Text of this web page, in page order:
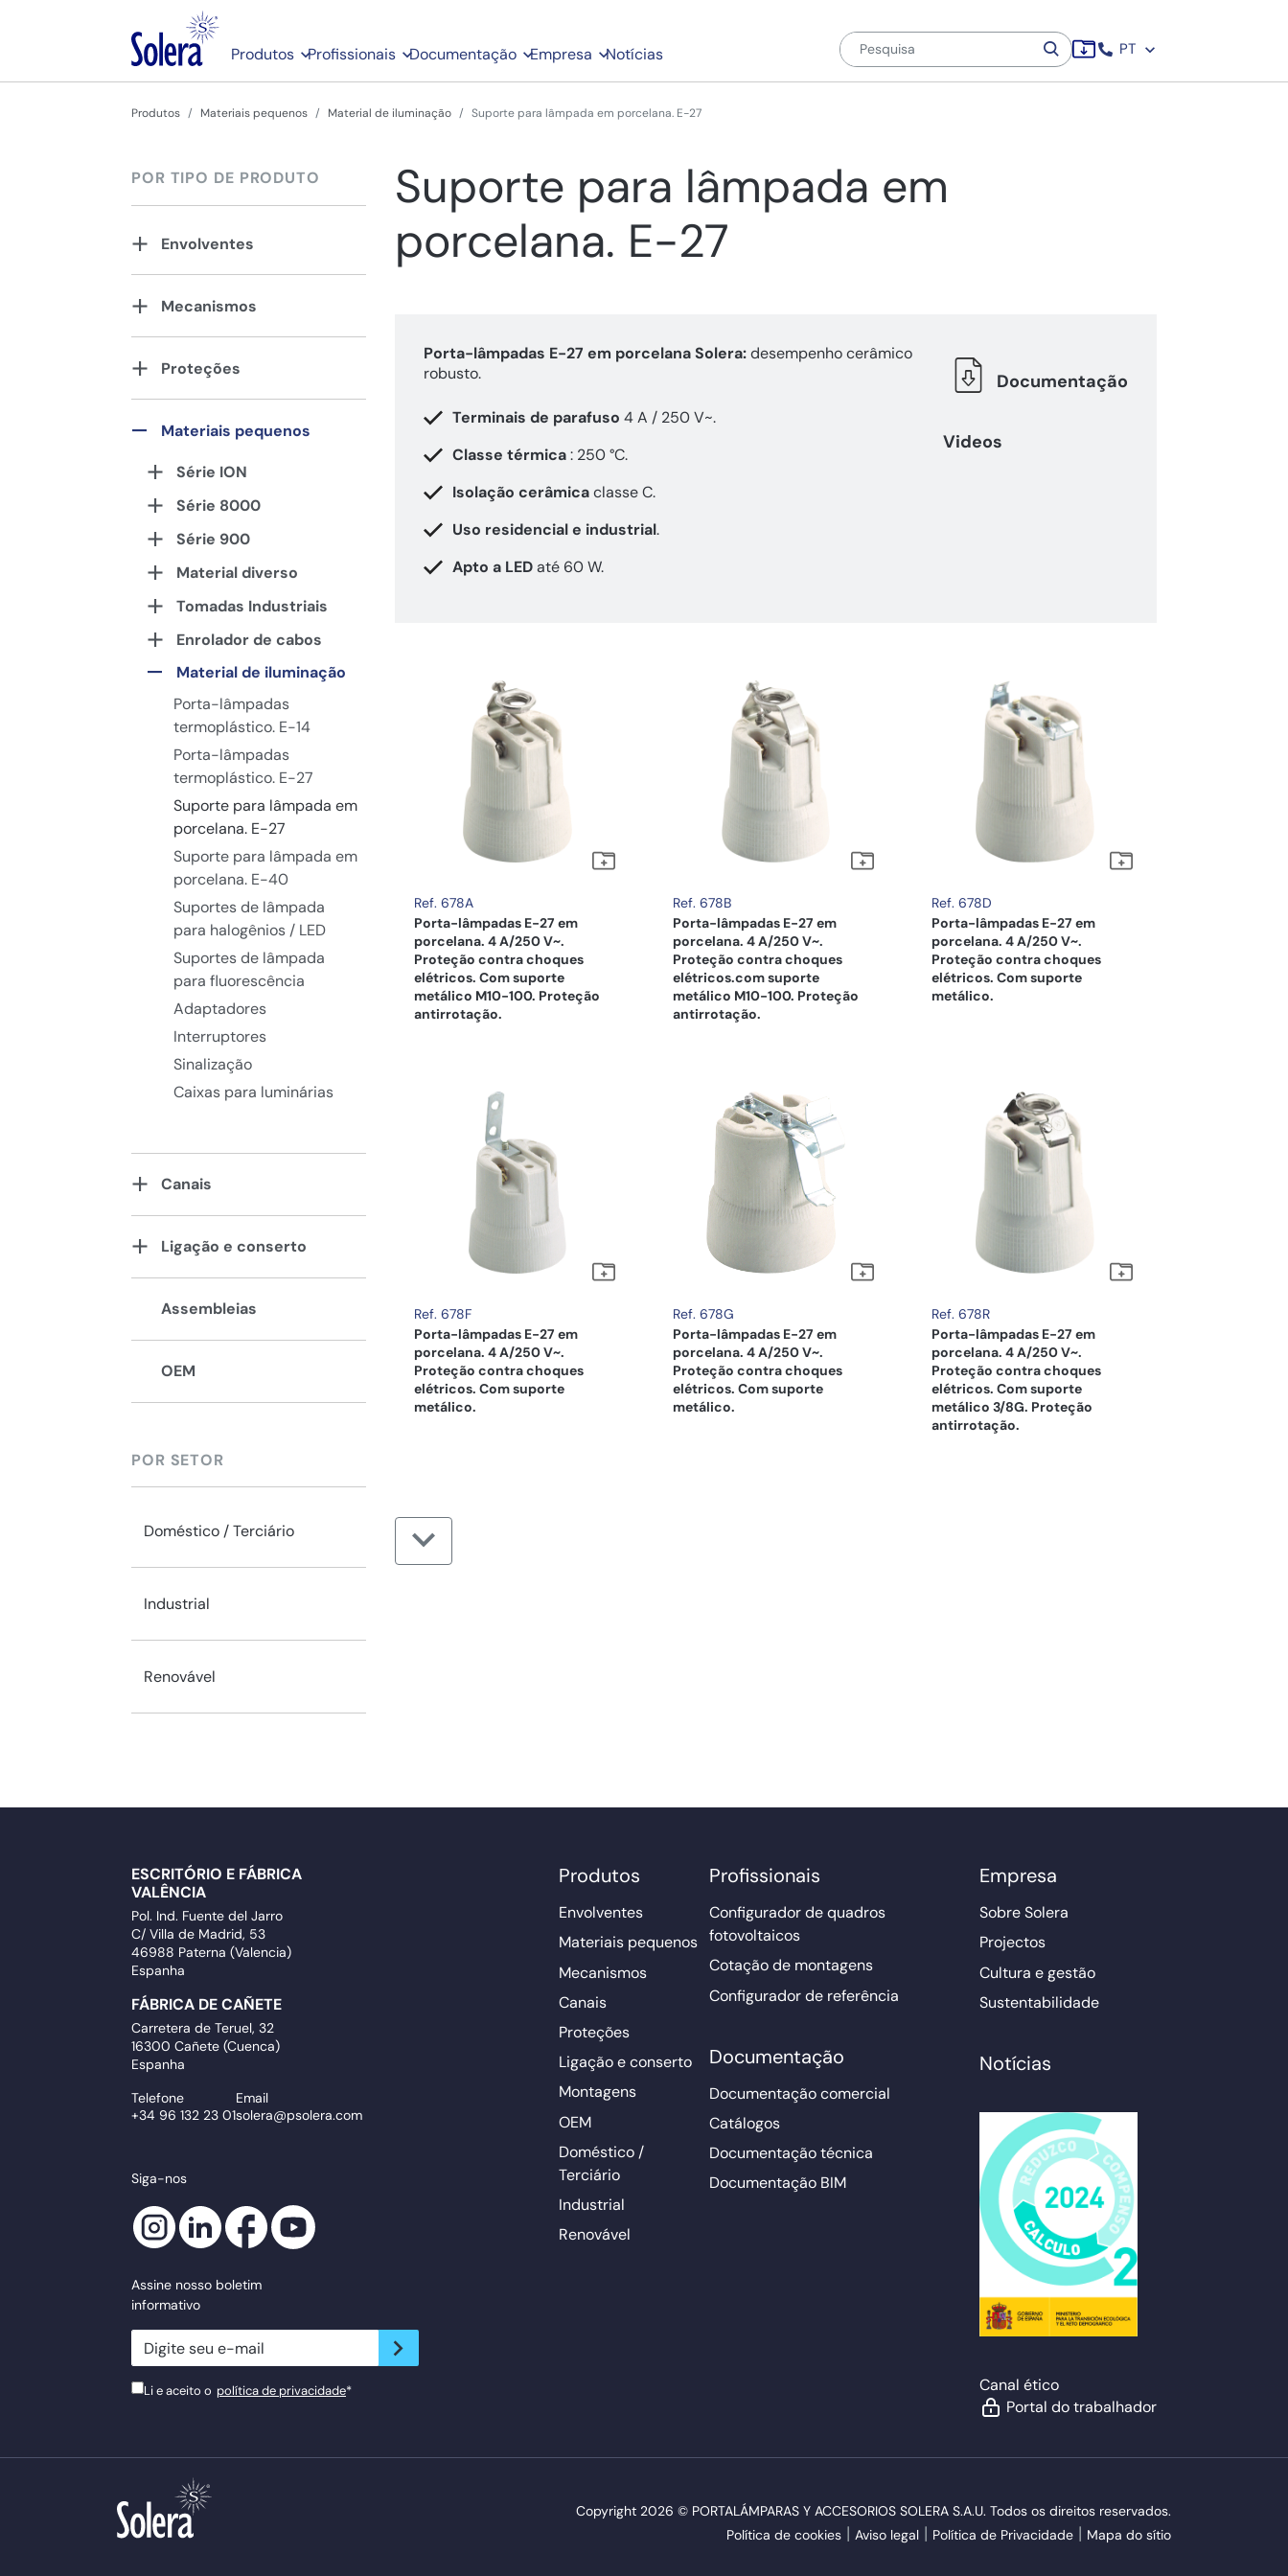
Produtos Profissionais Documentação Empresa Notícias PT
Produtos Materiais pequenos Material de iluminação Suporte para lâmpada em porcelana. E-27
POR TIPO DE PRODUTO
Envolventes
Mecanismos
Proteções
Materiais pequenos
Série ION
Série 8000
Série 900
Material diverso
Tomadas Industriais
Enrolador de cabos
Material de iluminação
Porta-lâmpadas
termoplástico. E-14
Porta-lâmpadas
termoplástico. E-27
Suporte para lâmpada em
porcelana. E-27
Suporte para lâmpada em
porcelana. E-40
Suportes de lâmpada
para halogênios / LED
Suportes de lâmpada
para fluorescência
Adaptadores
Interruptores
Sinalização
Caixas para luminárias
Canais
Ligação e conserto
Assembleias
OEM
POR SETOR
Doméstico / Terciário
Industrial
Renovável
Suporte para lâmpada em
porcelana. E-27
Porta-lâmpadas E-27 em porcelana Solera:desempenho cerâmico
robusto.
Terminais de parafuso 4 A / 250 V~.
Classe térmica: 250 °C.
Isolação cerâmicaclasse C.
Uso residencial e industrial.
Apto a LEDaté 60 W.
Documentação
Videos
Ref. 678A
Porta-lâmpadas E-27 em
porcelana. 4 A/250 V~.
Proteção contra choques
elétricos. Com suporte
metálico M10-100. Proteção
antirrotação.
Ref. 678B
Porta-lâmpadas E-27 em
porcelana. 4 A/250 V~.
Proteção contra choques
elétricos.com suporte
metálico M10-100. Proteção
antirrotação.
Ref. 678D
Porta-lâmpadas E-27 em
porcelana. 4 A/250 V~.
Proteção contra choques
elétricos. Com suporte
metálico.
Ref. 678F
Porta-lâmpadas E-27 em
porcelana. 4 A/250 V~.
Proteção contra choques
elétricos. Com suporte
metálico.
Ref. 678G
Porta-lâmpadas E-27 em
porcelana. 4 A/250 V~.
Proteção contra choques
elétricos. Com suporte
metálico.
Ref. 678R
Porta-lâmpadas E-27 em
porcelana. 4 A/250 V~.
Proteção contra choques
elétricos. Com suporte
metálico 3/8G. Proteção
antirrotação.
ESCRITÓRIO E FÁBRICA
VALÊNCIA
Pol. Ind. Fuente del Jarro
C/ Villa de Madrid, 53
46988 Paterna (Valencia)
Espanha
FÁBRICA DE CAÑETE
Carretera de Teruel, 32
16300 Cañete (Cuenca)
Espanha
Telefone
+34 96 132 23 01
Email
solera@psolera.com
Siga-nos
Assine nosso boletim
informativo
newsletter.suscribe
Li e aceito o política de privacidade*
Produtos
Envolventes
Materiais pequenos
Mecanismos
Canais
Proteções
Ligação e conserto
Montagens
OEM
Doméstico /
Terciário
Industrial
Renovável
Profissionais
Configurador de quadros
fotovoltaicos
Cotação de montagens
Configurador de referência
Documentação
Documentação comercial
Catálogos
Documentação técnica
Documentação BIM
Empresa
Sobre Solera
Projectos
Cultura e gestão
Sustentabilidade
Notícias
Canal ético
Portal do trabalhador
Copyright 2026 © PORTALÁMPARAS Y ACCESORIOS SOLERA S.A.U. Todos os direitos reservados.
Política de cookies
Aviso legal Política de Privacidade Mapa do sítio